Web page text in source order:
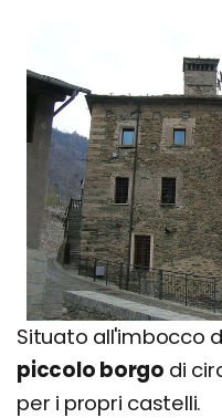
Situato all'imbocco
piccolo borgo di
per i propri castelli.